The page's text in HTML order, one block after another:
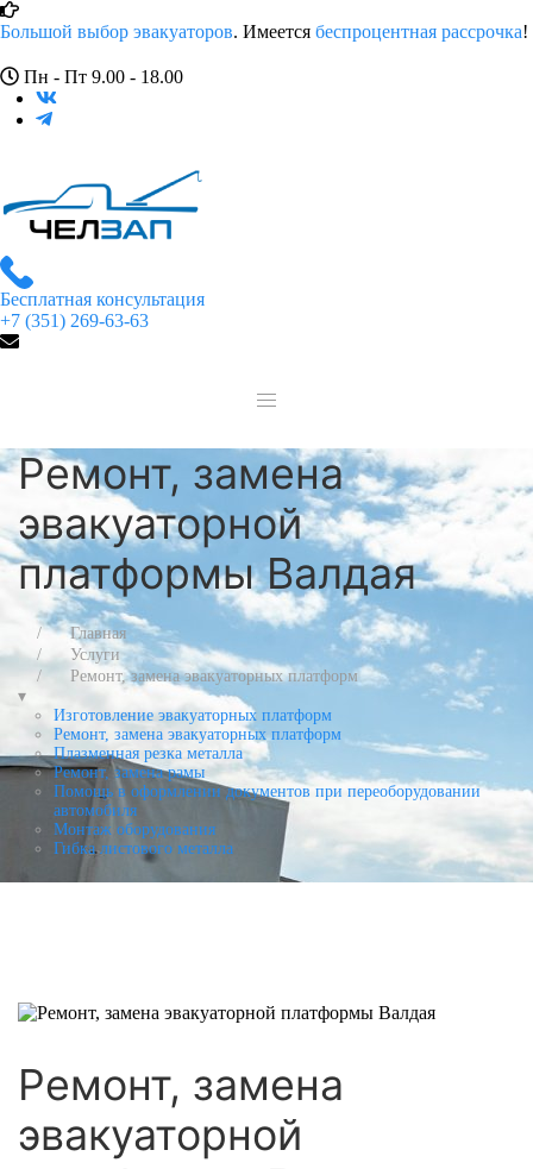
Большой выбор эвакуаторов. Имеется беспроцентная рассрочка!
Пн - Пт 9.00 - 18.00
Бесплатная консультация
+7 (351) 269-63-63
Ремонт, замена
эвакуаторной
платформы Валдая
Главная
Услуги
Ремонт, замена эвакуаторных платформ
▾
Изготовление эвакуаторных платформ
Ремонт, замена эвакуаторных платформ
Плазменная резка металла
Ремонт, замена рамы
Помощь в оформлении документов при переоборудовании
автомобиля
Монтаж оборудования
Гибка листового металла
Ремонт, замена
эвакуаторной